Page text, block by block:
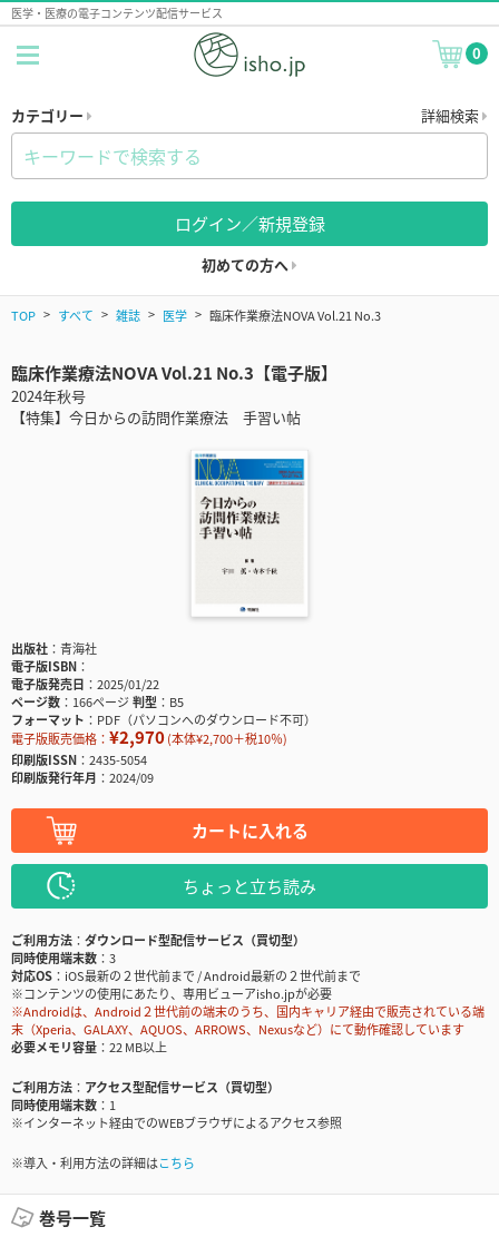
医学・医療の電子コンテンツ配信サービス
0
カテゴリー 詳細検索
ログイン／新規登録
初めての方へ
TOP すべて 雑誌 医学 臨床作業療法NOVA Vol.21 No.3
臨床作業療法NOVA Vol.21 No.3【電子版】
2024年秋号
【特集】今日からの訪問作業療法 手習い帖
出版社
青海社
電子版ISBN
電子版発売日
2025/01/22
ページ数
166ページ判型
B5
フォーマット
PDF（パソコンへのダウンロード不可）
電子版販売価格： ¥2,970(本体¥2,700＋税10％)
印刷版ISSN
2435-5054
印刷版発行年月
2024/09
カートに入れる
ちょっと立ち読み
ご利用方法
ダウンロード型配信サービス（買切型）
同時使用端末数
3
対応OS
iOS最新の２世代前まで / Android最新の２世代前まで
※コンテンツの使用にあたり、専用ビューアisho.jpが必要
※Androidは、Android２世代前の端末のうち、国内キャリア経由で販売されている端
末（Xperia、GALAXY、AQUOS、ARROWS、Nexusなど）にて動作確認しています
必要メモリ容量
22 MB以上
ご利用方法
アクセス型配信サービス（買切型）
同時使用端末数
1
※インターネット経由でのWEBブラウザによるアクセス参照
※導入・利用方法の詳細はこちら
巻号一覧